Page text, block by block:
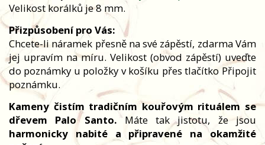
Velikost korálků je 8 mm.
Přizpůsobení pro Vás:
Chcete-li náramek přesně na své zápěstí, zdarma Vám
jej upravím na míru. Velikost (obvod zápěstí) uveďte
do poznámky u položky v košíku přes tlačítko Připojit
poznámku.
Kameny čistím tradičním kouřovým rituálem se
dřevem Palo Santo. Máte tak jistotu, že jsou
harmonicky nabité a připravené na okamžité